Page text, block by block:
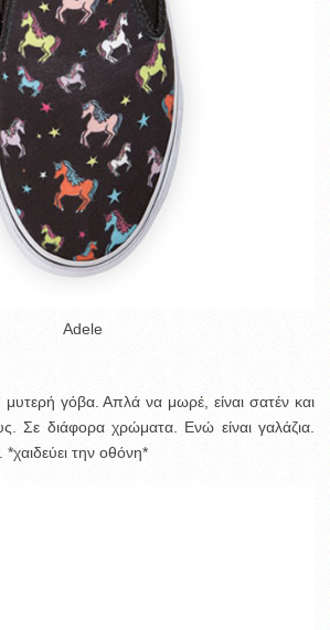
Adele
μυτερή γόβα. Απλά να μωρέ, είναι σατέν και
Σε διάφορα χρώματα. Ενώ είναι γαλάζια.
την οθόνη*